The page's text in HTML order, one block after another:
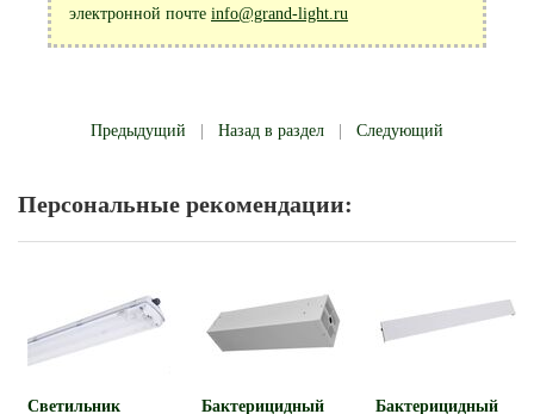
электронной почте info@grand-light.ru
Предыдущий Назад в раздел Следующий
Персональные рекомендации:
Светильник
Бактерицидный
Бактерицидный